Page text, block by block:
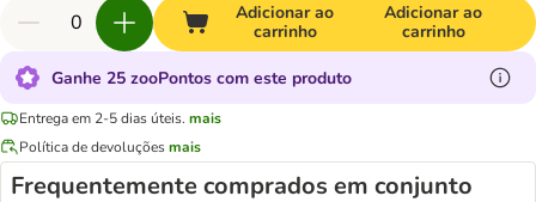
Adicionar ao
carrinho
Adicionar ao
carrinho
Ganhe 25 zooPontos com este produto
Entrega em 2-5 dias úteis. mais
Política de devoluçõesmais
Frequentemente comprados em conjunto